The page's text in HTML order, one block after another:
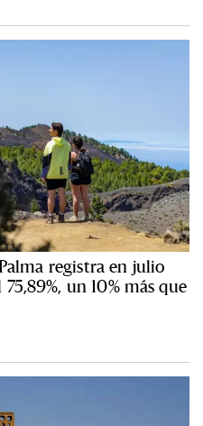
registra en julio
un 10% más que